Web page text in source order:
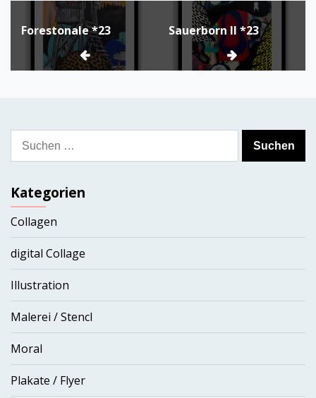
Beitragsnavigation
Forestonale *23 Sauerborn ll *23
Suchen
nach:
Kategorien
Collagen
digital Collage
Illustration
Malerei / Stencl
Moral
Plakate / Flyer